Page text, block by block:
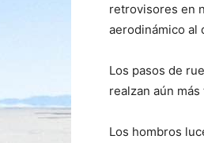
retrovisores en
aerodinámico al
Los pasos de
realzan aún
Los hombros